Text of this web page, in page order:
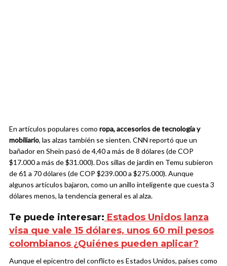
En artículos populares como ropa, accesorios de tecnología y
mobiliario, las alzas también se sienten. CNN reportó que un
bañador en Shein pasó de 4,40 a más de 8 dólares (de COP
$17.000 a más de $31.000). Dos sillas de jardín en Temu subieron
de 61 a 70 dólares (de COP $239.000 a $275.000). Aunque
algunos artículos bajaron, como un anillo inteligente que cuesta 3
dólares menos, la tendencia general es al alza.
Te puede interesar: Estados Unidos lanza
visa que vale 15 dólares, unos 60 mil pesos
colombianos ¿Quiénes pueden aplicar?
Aunque el epicentro del conflicto es Estados Unidos, países como